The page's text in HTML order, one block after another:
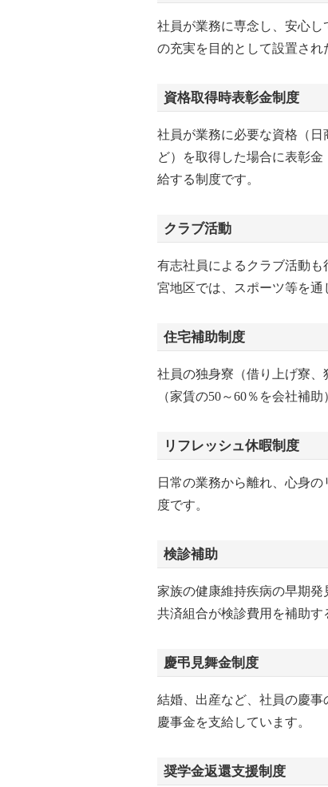
社員が業務に専念し、安心
の充実を目的として設置され
資格取得時表彰金制度
社員が業務に必要な資格（
ど）を取得した場合に表彰
給する制度です。
クラブ活動
有志社員によるクラブ活動
宮地区では、スポーツ等を通
住宅補助制度
社員の独身寮（借り上げ寮、
（家賃の50～60％を会社補
リフレッシュ休暇制度
日常の業務から離れ、心身
度です。
検診補助
家族の健康維持疾病の早期
共済組合が検診費用を補助す
慶弔見舞金制度
結婚、出産など、社員の慶
慶事金を支給しています。
奨学金返還支援制度